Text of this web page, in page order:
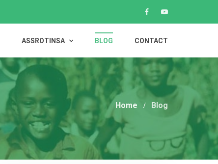
ASSROTINSA BLOG CONTACT
Home Blog